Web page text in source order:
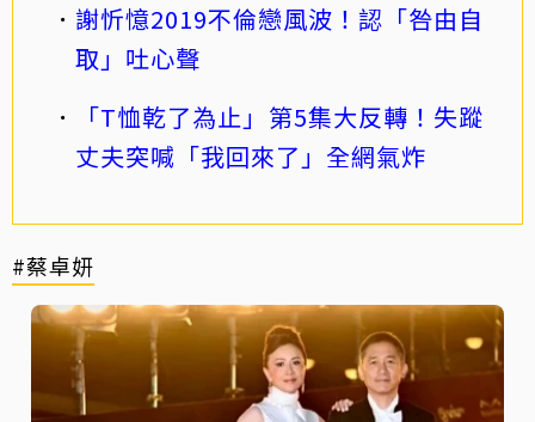
謝忻憶2019不倫戀風波！認「咎由自
取」吐心聲
「T恤乾了為止」第5集大反轉！失蹤
丈夫突喊「我回來了」全網氣炸
#蔡卓妍